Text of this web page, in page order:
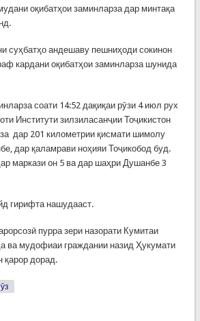
оқибатҳои заминларза дар минтақа
суҳбатҳо андешаву пешниҳоди сокинон
кардани оқибатҳои заминларза шунида
соати 14:52 дақиқаи рӯзи 4 июл рух
Институти зилзиласанҷии Тоҷикистон
дар 201 километрии қисмати шимолу
дар қаламрави ноҳияи Тоҷикобод буд.
маркази он 5 ва дар шаҳри Душанбе 3
гирифта нашудааст.
пурра зери назорати Кумитаи
ва мудофиаи граждании назид Ҳукумати
қарор дорад.